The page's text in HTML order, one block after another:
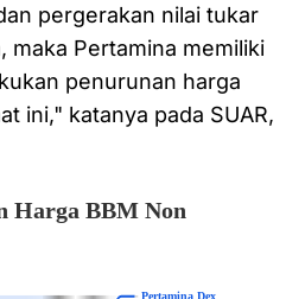
pergerakan nilai tukar
maka Pertamina memiliki
penurunan harga
ini," katanya pada SUAR,